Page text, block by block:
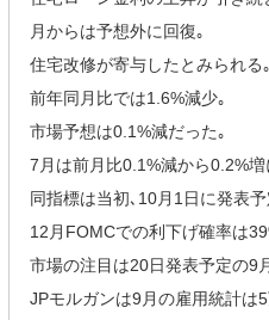
月からは予想外に回復｡
住宅改修が寄与したとみられる｡
前年同月比では1.6%減少｡
市場予想は0.1%減だった｡
7月は前月比0.1%減から0.2%増
同指標は当初､10月1日に発表予
12月FOMCでの利下げ確率は
市場の注目は20日発表予定の9
JPモルガンは9月の雇用統計は